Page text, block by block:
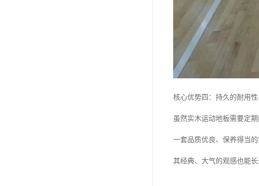
核心优势四：持久的耐用
虽然实木运动地板需要定
一套品质优良、保养得当
其经典、大气的观感也能